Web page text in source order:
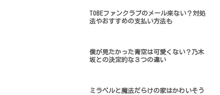
TOBEファンクラブのメール来ない？対処
法やおすすめの支払い方法も
僕が見たかった青空は可愛くない？乃木
坂との決定的な３つの違い
ミラベルと魔法だらけの家はかわいそう